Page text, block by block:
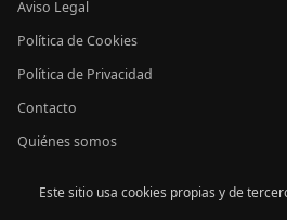
Aviso Legal
Política de Cookies
Política de Privacidad
Contacto
Quiénes somos
© 2026 24h Castilla
Este sitio usa cookies propias y de